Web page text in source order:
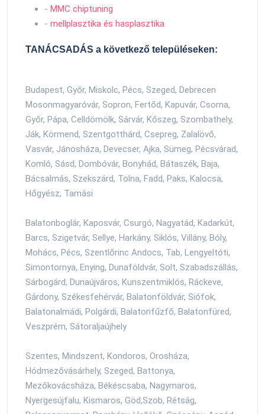
- MMC chiptuning
- mellplasztika és hasplasztika
TANÁCSADÁS a következő településeken:
Budapest, Győr, Miskolc, Pécs, Szeged, Debrecen
Mosonmagyaróvár, Sopron, Fertőd, Kapuvár, Csorna,
Győr, Pápa, Celldömölk, Sárvár, Kőszeg, Szombathely,
Ják, Körmend, Szentgotthárd, Csepreg, Zalalövő,
Vasvár, Jánosháza, Devecser, Ajka, Sümeg, Pécsvárad,
Komló, Sásd, Dombóvár, Bonyhád, Bátaszék, Baja,
Bácsalmás, Szekszárd, Tolna, Fadd, Paks, Kalocsa,
Hőgyész, Tamási
Balatonboglár, Kaposvár, Csurgó, Nagyatád, Kadarkút,
Barcs, Szigetvár, Sellye, Harkány, Siklós, Villány, Bóly,
Mohács, Pécs, Szentlőrinc Andocs, Tab, Lengyeltóti,
Simontornya, Enying, Dunaföldvár, Solt, Szabadszállás,
Sárbogárd, Dunaújváros, Kunszentmiklós, Ráckeve,
Gárdony, Székesfehérvár, Balatonföldvár, Siófok,
Balatonalmádi, Polgárdi, Balatonfűzfő, Balatonfüred,
Veszprém, Sátoraljaújhely
Szentes, Mindszent, Kondoros, Orosháza,
Hódmezővásárhely, Szeged, Battonya,
Mezőkovácsháza, Békéscsaba, Nagymaros,
Nyergesújfalu, Kismaros, Göd,Szob, Rétság,